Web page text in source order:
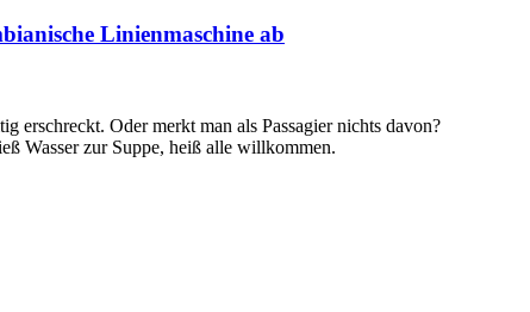
Linienmaschine ab
erschreckt. Oder merkt man als Passagier nichts davon?
Wasser zur Suppe, heiß alle willkommen.